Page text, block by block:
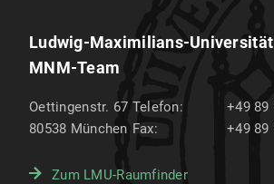
Ludwig-Maximilians-
MNM-Team
Oettingenstr. 67
80538 München
Telefon:
+49 89
Fax:
+49 89
Zum LMU-Raumfinder